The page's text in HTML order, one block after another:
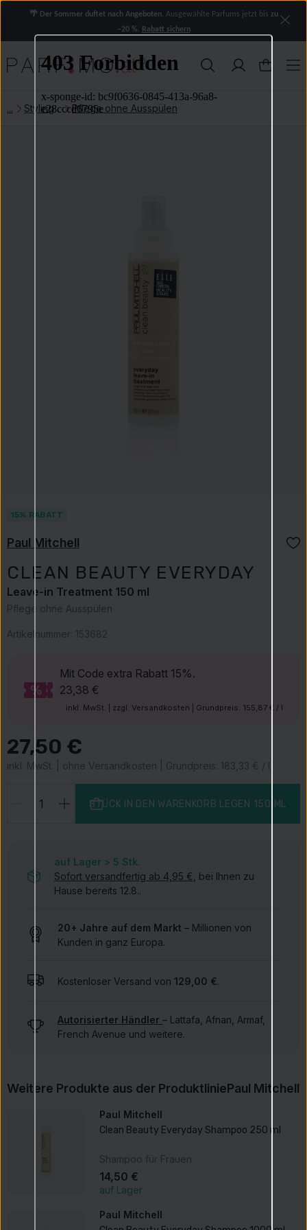
🌴 Der Sommer duftet nach Angeboten. Ausgewählte Parfums jetzt bis zu
−20 %. Rabatt sichern
Styling Pflege ohne Ausspülen
15% RABATT
Paul Mitchell
CLEAN BEAUTY EVERYDAY
Leave-in Treatment 150 ml
Pflege ohne Ausspülen
Artikelnummer: 153682
Mit Code extra Rabatt 15%.
23,38 €
inkl. MwSt. | zzgl. Versandkosten | Grundpreis: 155,87 € / l
27,50 €
inkl. MwSt. | ohne Versandkosten | Grundpreis: 183,33 € / l
STÜCK IN DEN WARENKORB LEGEN 150 ML
auf Lager > 5 Stk.
Sofort versandfertig ab 4,95 € , bei Ihnen zu
Hause bereits 12.8..
20+ Jahre auf dem Markt – Millionen von
Kunden in ganz Europa.
Kostenloser Versand von 129,00 €.
Autorisierter Händler – Lattafa, Afnan, Armaf,
French Avenue und weitere.
Weitere Produkte aus der ProduktliniePaul Mitchell
Paul Mitchell
Clean Beauty Everyday Shampoo 250 ml
Shampoo für Frauen
14,50 €
auf Lager
Paul Mitchell